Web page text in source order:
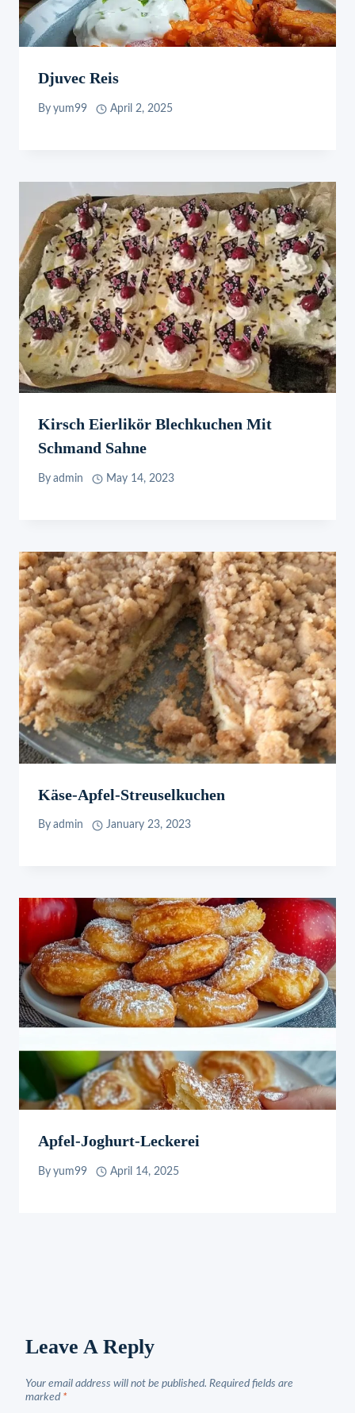
Djuvec Reis
By yum99 April 2, 2025
Kirsch Eierlikör Blechkuchen Mit
Schmand Sahne
By admin May 14, 2023
Käse-Apfel-Streuselkuchen
By admin January 23, 2023
Apfel-Joghurt-Leckerei
By yum99 April 14, 2025
Leave A Reply
Your email address will not be published. Required fields are
marked *